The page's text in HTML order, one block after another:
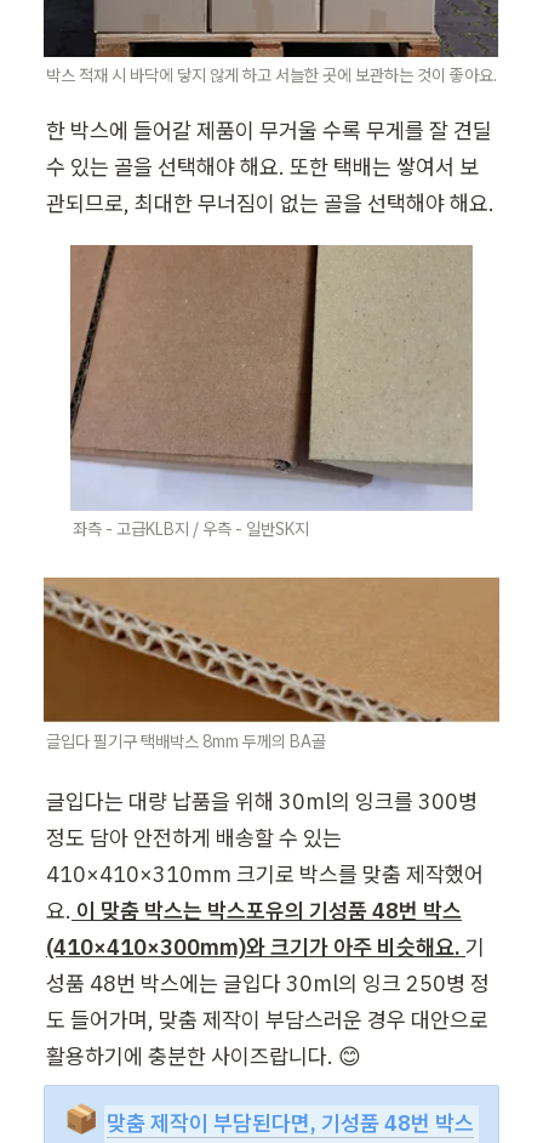
박스 적재 시 바닥에 닿지 않게 하고 서늘한 곳에 보관하는 것이 좋아요.
한 박스에 들어갈 제품이 무거울 수록 무게를 잘 견딜
수 있는 골을 선택해야 해요. 또한 택배는 쌓여서 보
좌측 - 고급KLB지 / 우측 - 일반SK지
글입다 필기구 택배박스 8mm 두께의 BA골
글입다는 대량 납품을 위해 30ml의 잉크를 300병
정도 담아 안전하게 배송할 수 있는
410×410×310mm 크기로 박스를 맞춤 제작했어
요. 이 맞춤 박스는 박스포유의 기성품 48번 박스
(410×410×300mm)와 크기가 아주 비슷해요. 기
성품 48번 박스에는 글입다 30ml의 잉크 250병 정
도 들어가며, 맞춤 제작이 부담스러운 경우 대안으로
활용하기에 충분한 사이즈랍니다. 😊
📦 맞춤 제작이 부담된다면, 기성품 48번 박스